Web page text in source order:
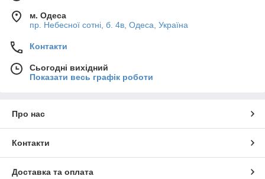
м. Одеса
пр. Небесної сотні, б. 4в, Одеса, Україна
Контакти
Сьогодні вихідний
Показати весь графік роботи
Про нас
Контакти
Доставка та оплата